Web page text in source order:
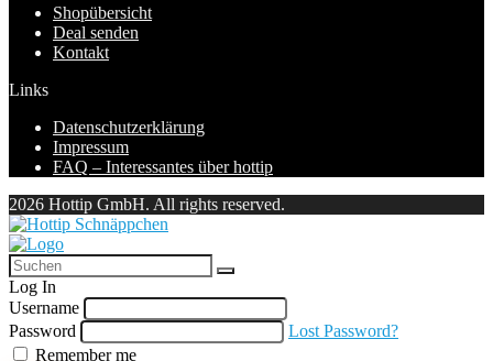
Shopübersicht
Deal senden
Kontakt
Links
Datenschutzerklärung
Impressum
FAQ – Interessantes über hottip
2026 Hottip GmbH. All rights reserved.
Log In
Username
Password
Lost Password?
Remember me